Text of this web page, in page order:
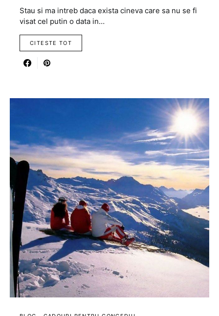
Stau si ma intreb daca exista cineva care sa nu se fi
visat cel putin o data in…
CITESTE TOT